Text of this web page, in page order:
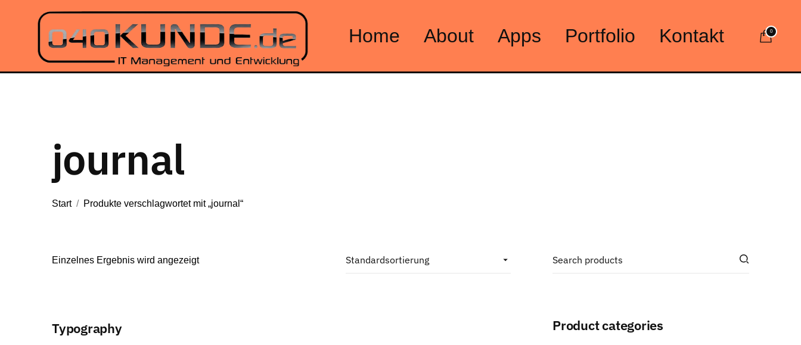
Home About Apps Portfolio Kontakt 0
journal
Start / Produkte verschlagwortet mit „journal“
Einzelnes Ergebnis wird angezeigt
Typography Product categories